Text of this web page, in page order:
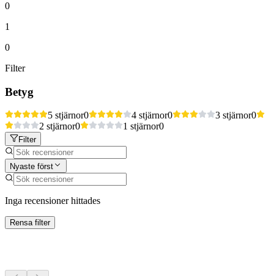
0
1
0
Filter
Betyg
5 stjärnor0 4 stjärnor0 3 stjärnor0
2 stjärnor0 1 stjärnor0
Filter
Nyaste först
Inga recensioner hittades
Rensa filter